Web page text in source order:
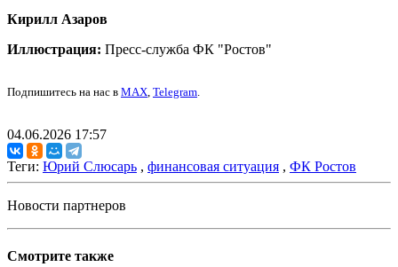
Кирилл Азаров
Иллюстрация: Пресс-служба ФК "Ростов"
Подпишитесь на нас в MAX, Telegram.
04.06.2026 17:57
Теги: Юрий Слюсарь , финансовая ситуация , ФК Ростов
Новости партнеров
Смотрите также